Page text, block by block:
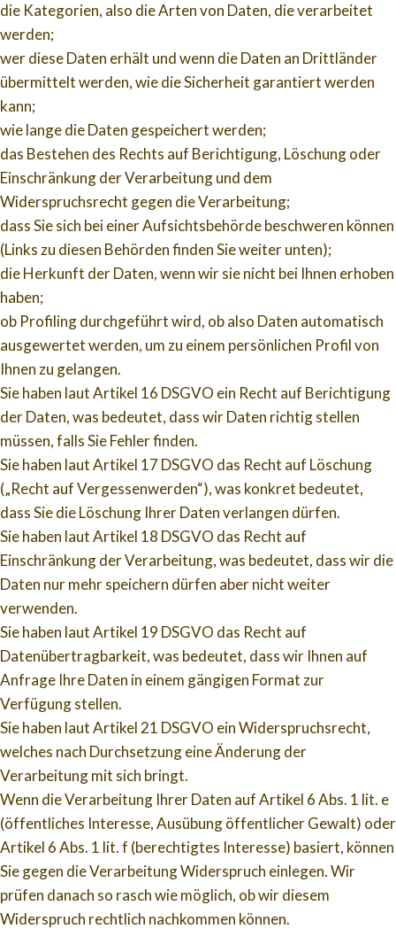
die Kategorien, also die Arten von Daten, die verarbeitet
werden;
wer diese Daten erhält und wenn die Daten an Drittländer
übermittelt werden, wie die Sicherheit garantiert werden
kann;
wie lange die Daten gespeichert werden;
das Bestehen des Rechts auf Berichtigung, Löschung oder
Einschränkung der Verarbeitung und dem
Widerspruchsrecht gegen die Verarbeitung;
dass Sie sich bei einer Aufsichtsbehörde beschweren können
(Links zu diesen Behörden finden Sie weiter unten);
die Herkunft der Daten, wenn wir sie nicht bei Ihnen erhoben
haben;
ob Profiling durchgeführt wird, ob also Daten automatisch
ausgewertet werden, um zu einem persönlichen Profil von
Ihnen zu gelangen.
Sie haben laut Artikel 16 DSGVO ein Recht auf Berichtigung
der Daten, was bedeutet, dass wir Daten richtig stellen
müssen, falls Sie Fehler finden.
Sie haben laut Artikel 17 DSGVO das Recht auf Löschung
(„Recht auf Vergessenwerden“), was konkret bedeutet,
dass Sie die Löschung Ihrer Daten verlangen dürfen.
Sie haben laut Artikel 18 DSGVO das Recht auf
Einschränkung der Verarbeitung, was bedeutet, dass wir die
Daten nur mehr speichern dürfen aber nicht weiter
verwenden.
Sie haben laut Artikel 19 DSGVO das Recht auf
Datenübertragbarkeit, was bedeutet, dass wir Ihnen auf
Anfrage Ihre Daten in einem gängigen Format zur
Verfügung stellen.
Sie haben laut Artikel 21 DSGVO ein Widerspruchsrecht,
welches nach Durchsetzung eine Änderung der
Verarbeitung mit sich bringt.
Wenn die Verarbeitung Ihrer Daten auf Artikel 6 Abs. 1 lit. e
(öffentliches Interesse, Ausübung öffentlicher Gewalt) oder
Artikel 6 Abs. 1 lit. f (berechtigtes Interesse) basiert, können
Sie gegen die Verarbeitung Widerspruch einlegen. Wir
prüfen danach so rasch wie möglich, ob wir diesem
Widerspruch rechtlich nachkommen können.